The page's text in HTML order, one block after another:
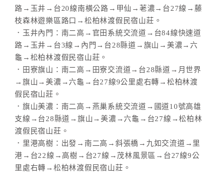
路→玉井→台20線南橫公路→甲仙→荖濃→台27線→藤
枝森林遊樂區路口→松柏林渡假民宿山莊。
．玉井內門：南二高→官田系統交流道→台84線快速道
路→玉井→台3線→內門→台28縣道→旗山→美濃→六
龜→松柏林渡假民宿山莊。
．田寮旗山：南二高→田寮交流道→台28縣道→月世界
→旗山→美濃→六龜→台27線9公里處右轉→松柏林渡
假民宿山莊。
．旗山美濃：南二高→燕巢系統交流道→國道10號高雄
支線→台28縣道→旗山→美濃→六龜→台27線→松柏林
渡假民宿山莊。
．里港高樹：出發→南二高→斜張橋→九如交流道→里
港→台22線→高樹→台27線→茂林風景區→台27線9公
里處右轉→松柏林渡假民宿山莊。